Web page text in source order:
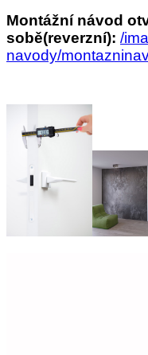
Montážní návod
sobě(reverzní): /
navody/